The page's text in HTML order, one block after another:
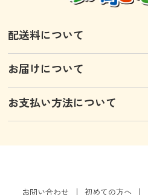
配送料について
お届けについて
お支払い方法について
お問い合わせ 初めての方へ